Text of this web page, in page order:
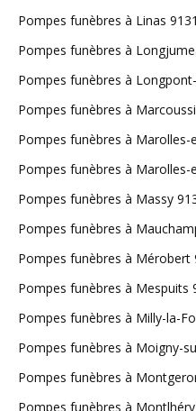
Pompes funèbres à Linas
Pompes funèbres à
Pompes funèbres à
Pompes funèbres à
Pompes funèbres à Marolles-
Pompes funèbres à Marolles-
Pompes funèbres à Massy
Pompes funèbres à
Pompes funèbres à Mérobert
Pompes funèbres à Mespuits
Pompes funèbres à Milly-la-
Pompes funèbres à Moigny-
Pompes funèbres à
Pompes funèbres à